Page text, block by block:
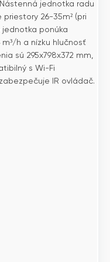
jednotka radu
26-35m² (pri
jednotka ponúka
h a nízku hlučnosť
sú 295x798x372 mm,
s Wi-Fi
IR ovládač.